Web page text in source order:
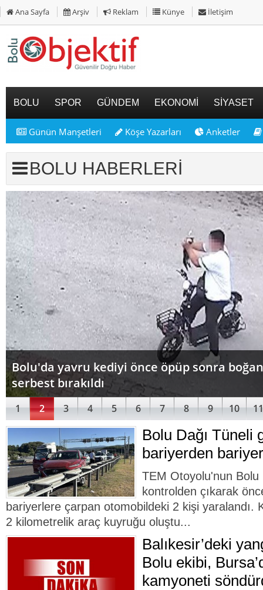
Ana Sayfa Arşiv Reklam Künye İletişim
BOLU SPOR GÜNDEM EKONOMİ SİYASET
Günün Manşetleri Köşe Yazarları Anketler
BOLU HABERLERİ
Bolu'da yavru kediyi önce öpüp sonra
serbest bırakıldı
1 2 3 4 5 6 7 8 9 10
Bolu Dağı Tüneli
bariyerden
TEM Otoyolu'nun Bolu
kontrolden çıkarak
bariyerlere çarpan otomobildeki 2 kişi yaralandı.
2 kilometrelik araç kuyruğu oluştu...
Balıkesir’deki
Bolu ekibi,
kamyoneti